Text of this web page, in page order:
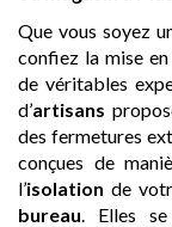
Que vous soyez
confiez la mise
de véritables
d’artisans
des fermetures
conçues de
l’isolation de
bureau . Elles